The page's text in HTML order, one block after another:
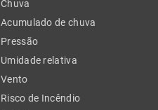
Chuva
Acumulado de chuva
Pressão
Umidade relativa
Vento
Risco de Incêndio